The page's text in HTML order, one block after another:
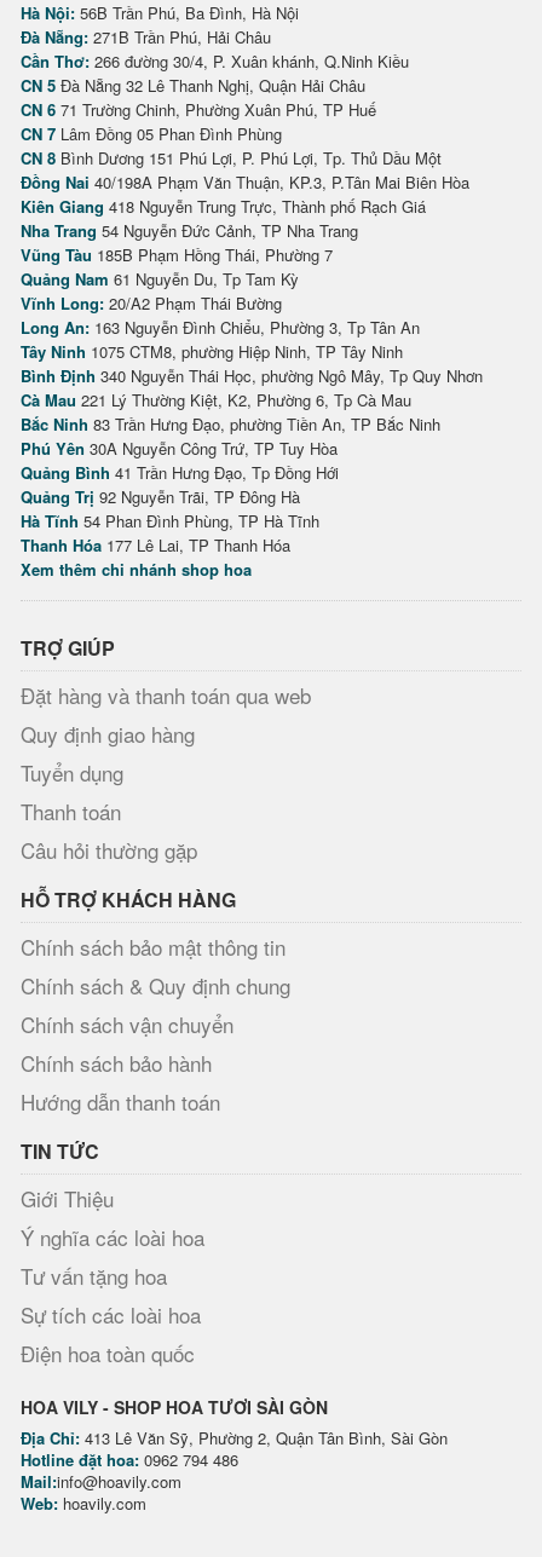
Hà Nội: 56B Trần Phú, Ba Đình, Hà Nội
Đà Nẵng: 271B Trần Phú, Hải Châu
Cần Thơ: 266 đường 30/4, P. Xuân khánh, Q.Ninh Kiều
CN 5 Đà Nẵng 32 Lê Thanh Nghị, Quận Hải Châu
CN 6 71 Trường Chinh, Phường Xuân Phú, TP Huế
CN 7 Lâm Đồng 05 Phan Đình Phùng
CN 8 Bình Dương 151 Phú Lợi, P. Phú Lợi, Tp. Thủ Dầu Một
Đồng Nai 40/198A Phạm Văn Thuận, KP.3, P.Tân Mai Biên Hòa
Kiên Giang 418 Nguyễn Trung Trực, Thành phố Rạch Giá
Nha Trang 54 Nguyễn Đức Cảnh, TP Nha Trang
Vũng Tàu 185B Phạm Hồng Thái, Phường 7
Quảng Nam 61 Nguyễn Du, Tp Tam Kỳ
Vĩnh Long: 20/A2 Phạm Thái Bường
Long An: 163 Nguyễn Đình Chiểu, Phường 3, Tp Tân An
Tây Ninh 1075 CTM8, phường Hiệp Ninh, TP Tây Ninh
Bình Định 340 Nguyễn Thái Học, phường Ngô Mây, Tp Quy Nhơn
Cà Mau 221 Lý Thường Kiệt, K2, Phường 6, Tp Cà Mau
Bắc Ninh 83 Trần Hưng Đạo, phường Tiền An, TP Bắc Ninh
Phú Yên 30A Nguyễn Công Trứ, TP Tuy Hòa
Quảng Bình 41 Trần Hưng Đạo, Tp Đồng Hới
Quảng Trị 92 Nguyễn Trãi, TP Đông Hà
Hà Tĩnh 54 Phan Đình Phùng, TP Hà Tĩnh
Thanh Hóa 177 Lê Lai, TP Thanh Hóa
Xem thêm chi nhánh shop hoa
TRỢ GIÚP
Đặt hàng và thanh toán qua web
Quy định giao hàng
Tuyển dụng
Thanh toán
Câu hỏi thường gặp
HỖ TRỢ KHÁCH HÀNG
Chính sách bảo mật thông tin
Chính sách & Quy định chung
Chính sách vận chuyển
Chính sách bảo hành
Hướng dẫn thanh toán
TIN TỨC
Giới Thiệu
Ý nghĩa các loài hoa
Tư vấn tặng hoa
Sự tích các loài hoa
Điện hoa toàn quốc
HOA VILY - SHOP HOA TƯƠI SÀI GÒN
Địa Chỉ: 413 Lê Văn Sỹ, Phường 2, Quận Tân Bình, Sài Gòn
Hotline đặt hoa: 0962 794 486
Mail:info@hoavily.com
Web: hoavily.com